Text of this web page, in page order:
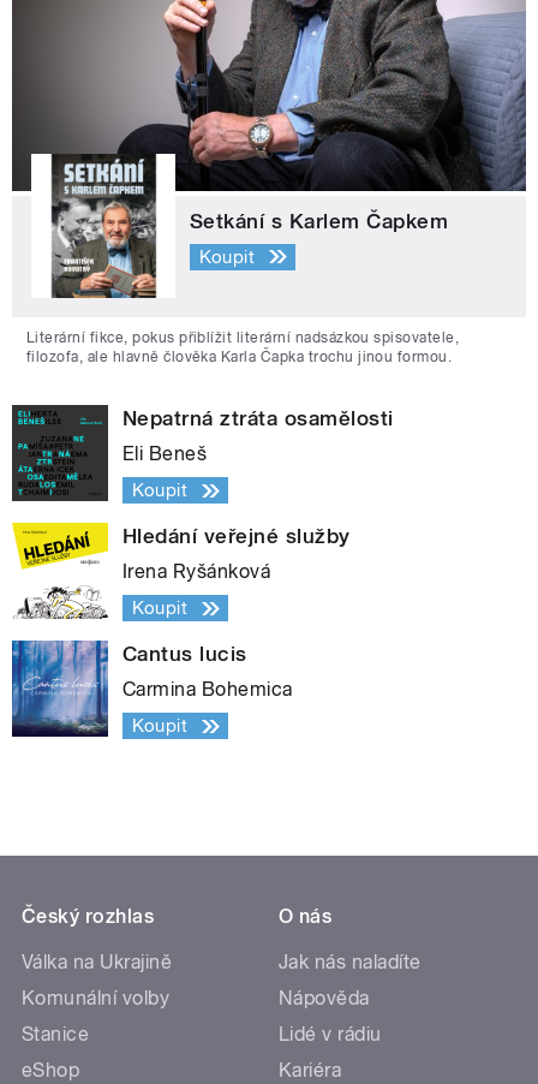
Setkání s Karlem Čapkem
Koupit
Literární fikce, pokus přiblížit literární nadsázkou spisovatele,
filozofa, ale hlavně člověka Karla Čapka trochu jinou formou.
Nepatrná ztráta osamělosti
Eli Beneš
Koupit
Hledání veřejné služby
Irena Ryšánková
Koupit
Cantus lucis
Carmina Bohemica
Koupit
Český rozhlas
Válka na Ukrajině
Komunální volby
Stanice
eShop
O nás
Jak nás naladíte
Nápověda
Lidé v rádiu
Kariéra